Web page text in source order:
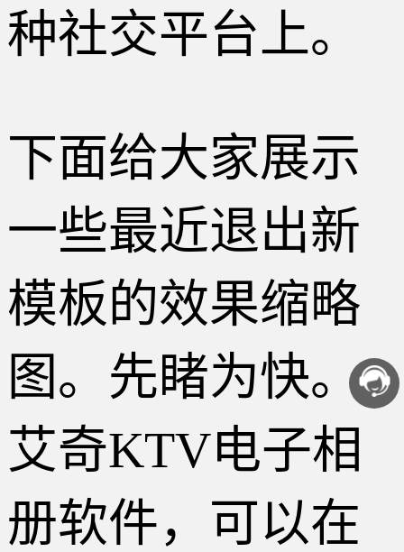
种社交平台上。
下面给大家展示
一些最近退出新
模板的效果缩略
图。先睹为快。
艾奇KTV电子相
册软件，可以在